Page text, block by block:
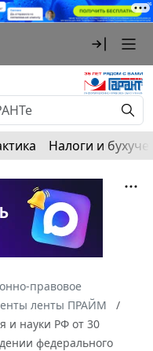
Налоги и
правовое
ленты ПРАЙМ
и науки РФ от 30
федерального